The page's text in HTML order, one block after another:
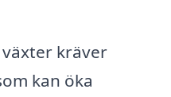
växter kräver
kan öka